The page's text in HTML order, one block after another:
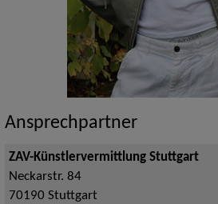
Ansprechpartner
ZAV-Künstlervermittlung Stuttgart
Neckarstr. 84
70190 Stuttgart